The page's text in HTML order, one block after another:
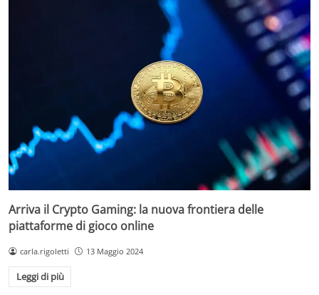
Arriva il Crypto Gaming: la nuova frontiera delle
piattaforme di gioco online
carla.rigoletti 13 Maggio 2024
Leggi di più